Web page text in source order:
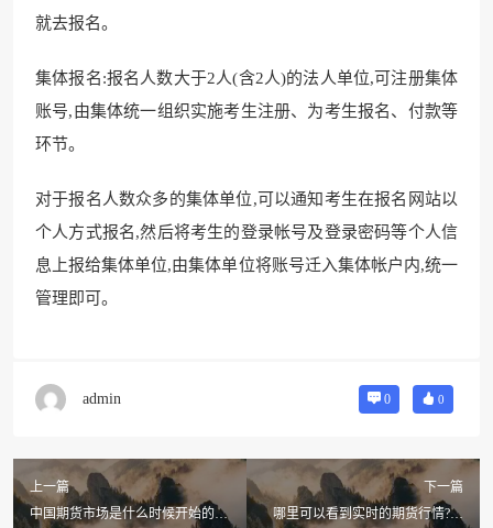
就去报名。
集体报名:报名人数大于2人(含2人)的法人单位,可注册集体
账号,由集体统一组织实施考生注册、为考生报名、付款等
环节。
对于报名人数众多的集体单位,可以通知考生在报名网站以
个人方式报名,然后将考生的登录帐号及登录密码等个人信
息上报给集体单位,由集体单位将账号迁入集体帐户内,统一
管理即可。
admin 0 0
上一篇
中国期货市场是什么时候开始的?
下一篇
哪里可以看到实时的期货行情?国